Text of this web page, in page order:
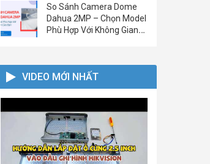
So Sánh Camera Dome
Dahua 2MP – Chọn Model
Phù Hợp Với Không Gian
VIDEO MỚI NHẤT